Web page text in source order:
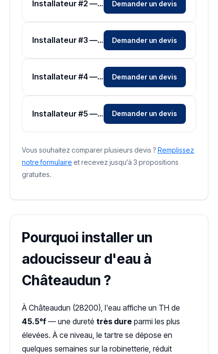
Installateur #2 — Zone Eure-et-Loir Demander un devis
Installateur #3 — Zone Eure-et-Loir Demander un devis
Installateur #4 — Zone Eure-et-Loir Demander un devis
Installateur #5 — Zone Eure-et-Loir Demander un devis
Vous souhaitez comparer plusieurs devis ? Remplissez
notre formulaire et recevez jusqu'à 3 propositions
gratuites.
Pourquoi installer un
adoucisseur d'eau à
Châteaudun ?
À Châteaudun (28200), l'eau affiche un TH de
45.5°f — une dureté très dure parmi les plus
élevées. À ce niveau, le tartre se dépose en
quelques semaines sur la robinetterie, réduit